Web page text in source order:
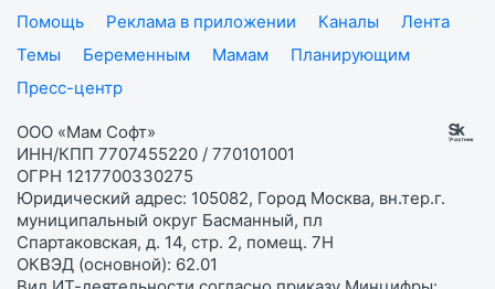
Помощь
Реклама в приложении Каналы
Лента
Темы
Беременным Мамам
Планирующим
Пресс-центр
ООО «Мам Софт»
ИНН/КПП 7707455220 / 770101001
ОГРН 1217700330275
Юридический адрес: 105082, Город Москва, вн.тер.г.
муниципальный округ Басманный, пл
Спартаковская, д. 14, стр. 2, помещ. 7Н
ОКВЭД (основной): 62.01